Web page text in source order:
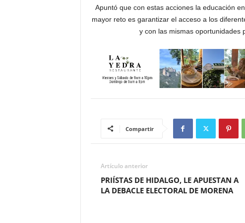
Apuntó que con estas acciones la educación
mayor reto es garantizar el acceso a los
y con las mismas
Compartir
Artículo anterior
PRIÍSTAS DE HIDALGO, LE APUESTAN A
LA DEBACLE ELECTORAL DE MORENA